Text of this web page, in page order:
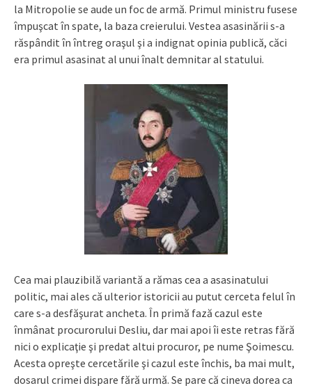
la Mitropolie se aude un foc de armă. Primul ministru fusese
împuşcat în spate, la baza creierului. Vestea asasinării s-a
răspândit în întreg oraşul şi a indignat opinia publică, căci
era primul asasinat al unui înalt demnitar al statului.
Cea mai plauzibilă variantă a rămas cea a asasinatului
politic, mai ales că ulterior istoricii au putut cerceta felul în
care s-a desfăşurat ancheta. În primă fază cazul este
înmânat procurorului Desliu, dar mai apoi îi este retras fără
nici o explicaţie şi predat altui procuror, pe nume Şoimescu.
Acesta opreşte cercetările şi cazul este închis, ba mai mult,
dosarul crimei dispare fără urmă. Se pare că cineva dorea ca